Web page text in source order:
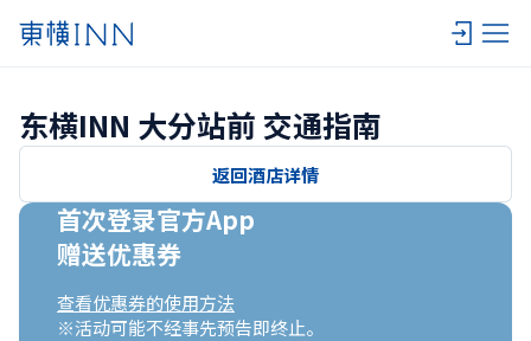
东横INN 大分站前 交通指南
返回酒店详情
首次登录官方App
赠送优惠券
查看优惠券的使用方法
※活动可能不经事先预告即终止。